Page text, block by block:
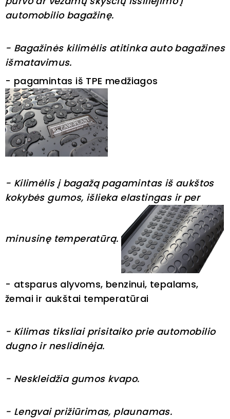
automobilio bagažinę.
- Bagažinės kilimėlis atitinka auto bagažines
išmatavimus.
- pagamintas iš TPE medžiagos
- Kilimėlis į bagažą pagamintas iš aukštos
kokybės gumos, išlieka elastingas ir per
minusinę temperatūrą.
- atsparus alyvoms, benzinui, tepalams,
žemai ir aukštai temperatūrai
- Kilimas tiksliai prisitaiko prie automobilio
dugno ir neslidinėja.
- Neskleidžia gumos kvapo.
- Lengvai prižiūrimas, plaunamas.